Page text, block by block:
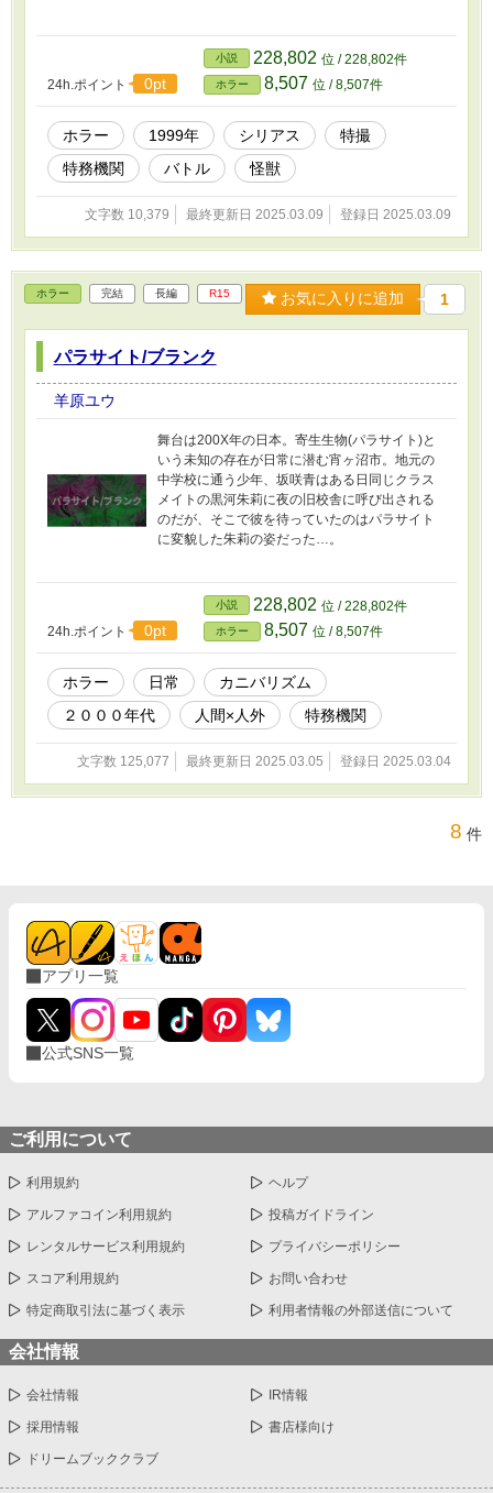
24h.ポイント 0pt
小説 228,802 位 / 228,802件
ホラー 8,507 位 / 8,507件
ホラー 1999年 シリアス
特撮
特務機関
バトル 怪獣
文字数 10,379 最終更新日 2025.03.09 登録日 2025.03.09
ホラー 完結 長編 R15 お気に入りに追加 1
パラサイト/ブランク
羊原ユウ
舞台は200X年の日本。寄生生物(パラサイト)と
いう未知の存在が日常に潜む宵ヶ沼市。地元の
中学校に通う少年、坂咲青はある日同じクラス
メイトの黒河朱莉に夜の旧校舎に呼び出される
のだが、そこで彼を待っていたのはパラサイト
に変貌した朱莉の姿だった…。
24h.ポイント 0pt
小説 228,802 位 / 228,802件
ホラー 8,507 位 / 8,507件
ホラー 日常
カニバリズム
２０００年代
人間×人外 特務機関
文字数 125,077 最終更新日 2025.03.05 登録日 2025.03.04
8 件
アプリ一覧
公式SNS一覧
ご利用について
利用規約 ヘルプ
アルファコイン利用規約 投稿ガイドライン
レンタルサービス利用規約 プライバシーポリシー
スコア利用規約 お問い合わせ
特定商取引法に基づく表示 利用者情報の外部送信について
会社情報
会社情報 IR情報
採用情報 書店様向け
ドリームブッククラブ